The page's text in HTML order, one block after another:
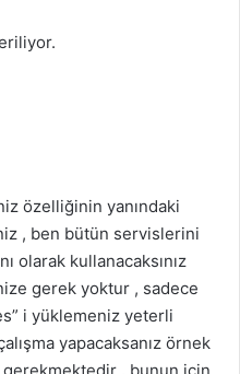
özelliğinin yanındaki
, ben bütün servislerini
olarak kullanacaksınız
gerek yoktur , sadece
i yüklemeniz yeterli
yapacaksanız örnek